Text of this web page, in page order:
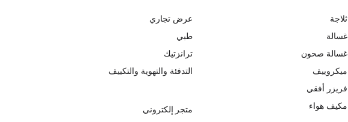
ثلاجة
غسالة
غسالة صحون
ميكروييف
فريزر أفقي
مكيف هواء
عرض تجاري
طبي
ترانزتيك
التدفئة والتهوية والتكييف
متجر إلكتروني